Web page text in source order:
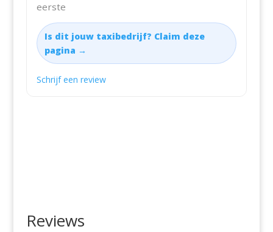
eerste
Is dit jouw taxibedrijf? Claim deze
pagina →
Schrijf een review
Reviews